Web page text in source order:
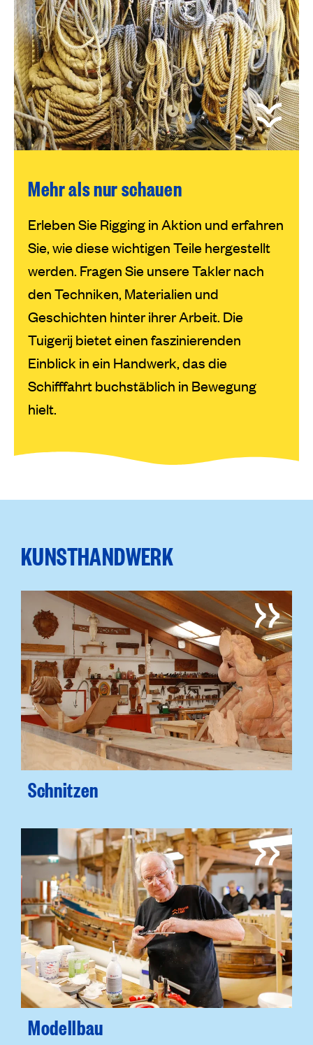
Mehr als nur schauen
Erleben Sie Rigging in Aktion und erfahren
Sie, wie diese wichtigen Teile hergestellt
werden. Fragen Sie unsere Takler nach
den Techniken, Materialien und
Geschichten hinter ihrer Arbeit. Die
Tuigerij bietet einen faszinierenden
Einblick in ein Handwerk, das die
Schifffahrt buchstäblich in Bewegung
hielt.
KUNSTHANDWERK
Schnitzen
Modellbau